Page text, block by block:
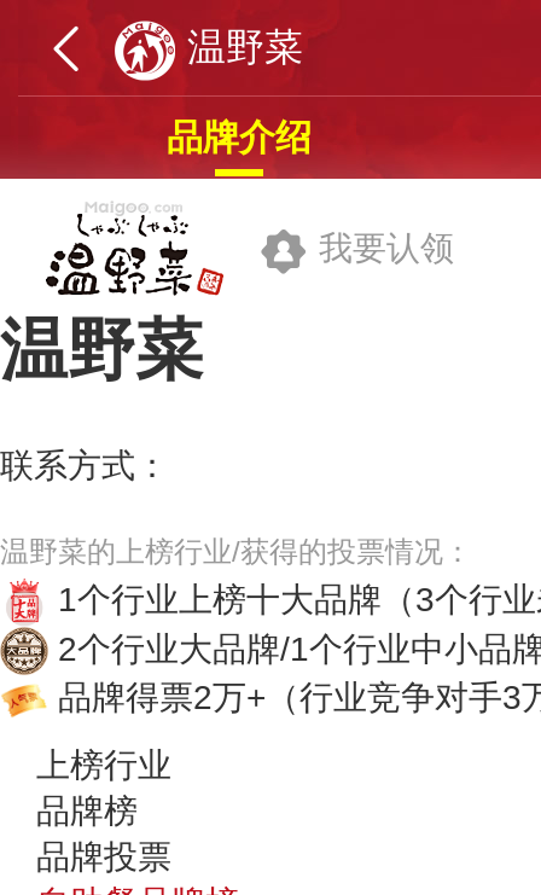
温野菜
品牌介绍
我要认领
温野菜
联系方式：
温野菜的上榜行业/获得的投票情况：
1个行业上榜十大品牌 （3个行
2个行业大品牌/1个行业中小品
品牌得票2万+ （行业竞争对手3
上榜行业
品牌榜
品牌投票